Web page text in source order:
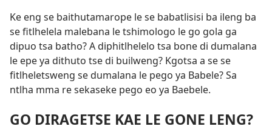
Ke eng se baithutamarope le se babatlisisi ba ileng ba
se fitlhelela malebana le tshimologo le go gola ga
dipuo tsa batho? A diphitlhelelo tsa bone di dumalana
le epe ya dithuto tse di builweng? Kgotsa a se se
fitlheletsweng se dumalana le pego ya Babele? Sa
ntlha mma re sekaseke pego eo ya Baebele.
GO DIRAGETSE KAE LE GONE LENG?